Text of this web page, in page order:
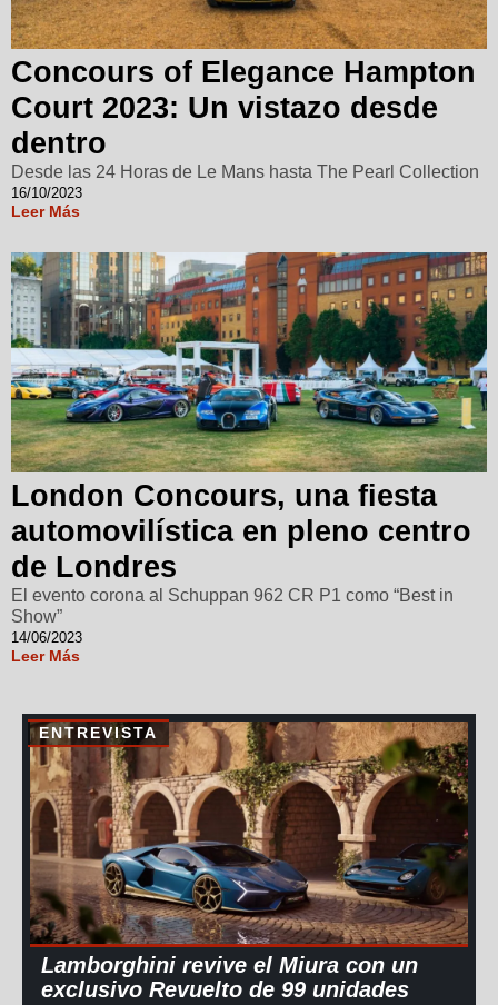
Concours of Elegance Hampton
Court 2023: Un vistazo desde
dentro
Desde las 24 Horas de Le Mans hasta The Pearl Collection
16/10/2023
Leer Más
London Concours, una fiesta
automovilística en pleno centro
de Londres
El evento corona al Schuppan 962 CR P1 como “Best in
Show”
14/06/2023
Leer Más
ENTREVISTA
Lamborghini revive el Miura con un
exclusivo Revuelto de 99 unidades